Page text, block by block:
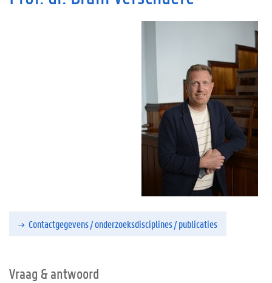
Contactgegevens / onderzoeksdisciplines / publicaties
Vraag & antwoord